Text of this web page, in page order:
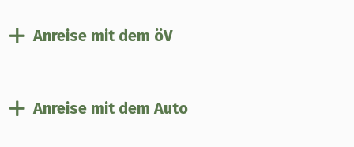
Anreise mit dem öV
Anreise mit dem Auto